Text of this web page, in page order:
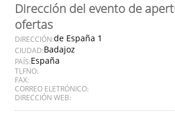
Dirección del evento de
ofertas
DIRECCIÓN:de España 1
CIUDAD:Badajoz
PAÍS:España
TLFNO:
FAX:
CORREO ELETRÓNICO:
DIRECCIÓN WEB: